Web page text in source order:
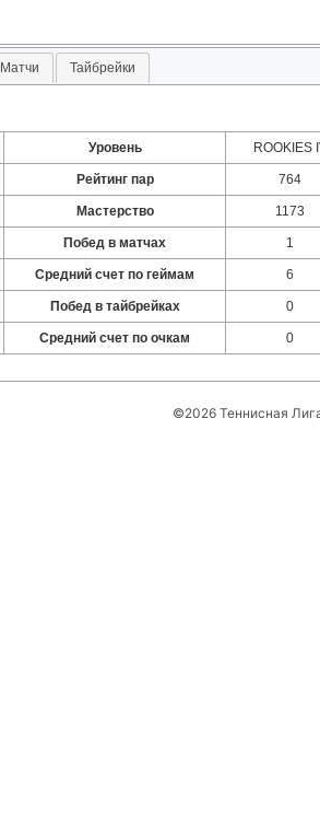
Матчи Тайбрейки
Уровень ROOKIES
Рейтинг пар 764
Мастерство 1173
Побед в матчах 1
Средний счет по геймам 6
Побед в тайбрейках 0
Средний счет по очкам 0
©2026 Теннисная